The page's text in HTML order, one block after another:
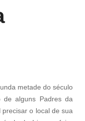
metade do século
de alguns Padres da
o local de sua